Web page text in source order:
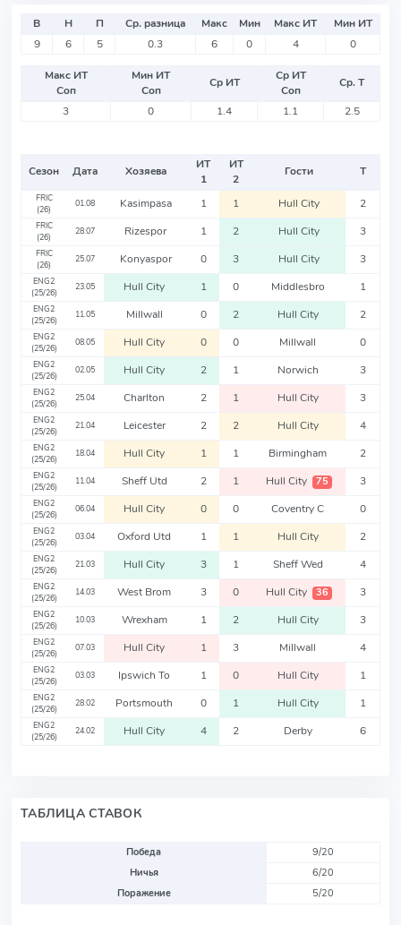
В Н П Ср. разница Макс Мин Макс ИТ
Мин ИТ
9
6 5 0.3 6 0 4 0
Макс ИТ
Соп
Мин ИТ
Соп
Ср ИТ
Ср ИТ
Соп
Ср. Т
3
0 1.4 1.1 2.5
Сезон Дата Хозяева
ИТ
1
ИТ
2
Гости Т
FRIC
(26)
01.08 Kasimpasa 1 1 Hull City 2
FRIC
(26)
28.07 Rizespor 1 2 Hull City 3
FRIC
(26)
25.07 Konyaspor 0 3 Hull City 3
ENG2
(25/26)
23.05 Hull City 1 0 Middlesbro 1
ENG2
(25/26)
11.05 Millwall 0 2 Hull City 2
ENG2
(25/26)
08.05 Hull City 0 0 Millwall 0
ENG2
(25/26)
02.05 Hull City 2 1 Norwich 3
ENG2
(25/26)
25.04 Charlton 2 1 Hull City 3
ENG2
(25/26)
21.04 Leicester 2 2 Hull City 4
ENG2
(25/26)
18.04 Hull City 1 1 Birmingham 2
ENG2
(25/26)
11.04 Sheff Utd 2 1 Hull City 75 3
ENG2
(25/26)
06.04 Hull City 0 0 Coventry C 0
ENG2
(25/26)
03.04 Oxford Utd 1 1 Hull City 2
ENG2
(25/26)
21.03 Hull City 3 1 Sheff Wed 4
ENG2
(25/26)
14.03 West Brom 3 0 Hull City 36 3
ENG2
(25/26)
10.03 Wrexham 1 2 Hull City 3
ENG2
(25/26)
07.03 Hull City 1 3 Millwall 4
ENG2
(25/26)
03.03 Ipswich To 1 0 Hull City 1
ENG2
(25/26)
28.02 Portsmouth 0 1 Hull City 1
ENG2
(25/26)
24.02 Hull City 4 2 Derby 6
ТАБЛИЦА СТАВОК
Победа
9/20
Ничья
6/20
Поражение
5/20